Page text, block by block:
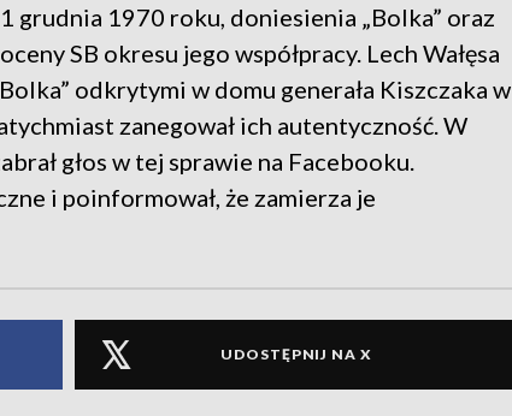
grudnia 1970 roku, doniesienia „Bolka” oraz
SB okresu jego współpracy. Lech Wałęsa
odkrytymi w domu generała Kiszczaka w
zanegował ich autentyczność. W
głos w tej sprawie na Facebooku.
i poinformował, że zamierza je
UDOSTĘPNIJ NA X